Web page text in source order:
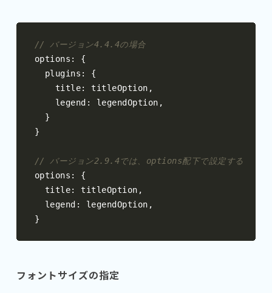
// バージョン4.4.4の場合
options :
{
  plugins
:
{
    title
: titleOption ,
    legend
: legendOption ,
}
}
// バージョン2.9.4では、options配下で設定する
options :
{
  title
: titleOption ,
  legend
: legendOption ,
}
フォントサイズの指定